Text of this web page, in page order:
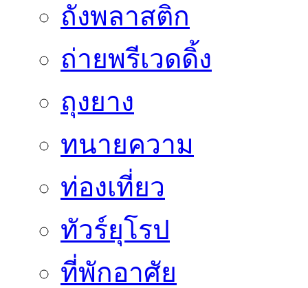
ถังพลาสติก
ถ่ายพรีเวดดิ้ง
ถุงยาง
ทนายความ
ท่องเที่ยว
ทัวร์ยุโรป
ที่พักอาศัย